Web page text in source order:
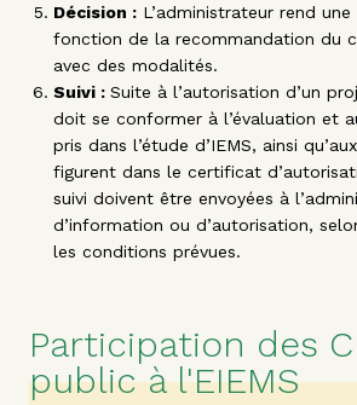
Décision : L’administrateur rend
fonction de la recommandation du
avec des modalités.
Suivi : Suite à l’autorisation d’un
doit se conformer à l’évaluation et
pris dans l’étude d’IEMS, ainsi
figurent dans le certificat
suivi doivent être envoyées à
d’information ou d’autorisation,
les conditions prévues.
Participation des
public à l'EIEMS